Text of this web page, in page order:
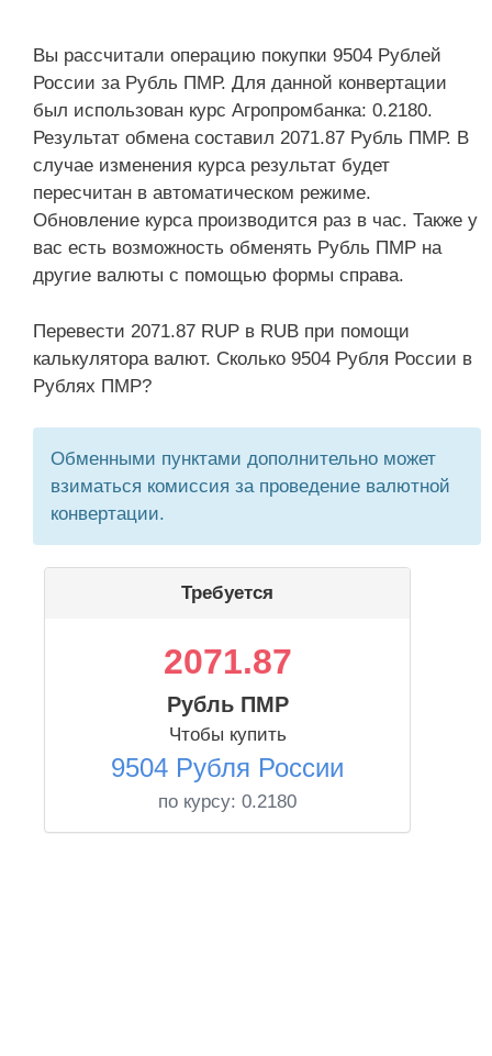
Вы рассчитали операцию покупки 9504 Рублей
России за Рубль ПМР. Для данной конвертации
был использован курс Агропромбанка: 0.2180.
Результат обмена составил 2071.87 Рубль ПМР. В
случае изменения курса результат будет
пересчитан в автоматическом режиме.
Обновление курса производится раз в час. Также у
вас есть возможность обменять Рубль ПМР на
другие валюты с помощью формы справа.
Перевести 2071.87 RUP в RUB при помощи
калькулятора валют. Сколько 9504 Рубля России в
Рублях ПМР?
Обменными пунктами дополнительно может
взиматься комиссия за проведение валютной
конвертации.
Требуется
2071.87
Рубль ПМР
Чтобы купить
9504 Рубля России
по курсу: 0.2180